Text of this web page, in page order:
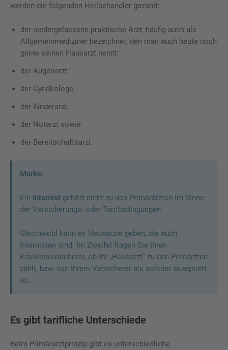
werden die folgenden Heilbehandler gezählt:
der niedergelassene praktische Arzt, häufig auch als
Allgemeinmediziner bezeichnet, den man auch heute noch
gerne seinen Hausarzt nennt;
der Augenarzt;
der Gynäkologe;
der Kinderarzt;
der Notarzt sowie
der Bereitschaftsarzt.
Merke:
Ein Internist gehört nicht zu den Primärärzten im Sinne
der Versicherungs- oder Tarifbedingungen.
Gleichwohl kann es Hausärzte geben, die auch
Internisten sind. Im Zweifel fragen Sie Ihren
Krankenversicherer, ob Ihr „Hausarzt“ zu den Primärzten
zählt, bzw. von Ihrem Versicherer als solcher akzeptiert
ist.
Es gibt tarifliche Unterschiede
Beim Primärarztprinzip gibt es unterschiedliche